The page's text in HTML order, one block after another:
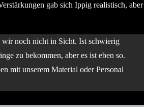
gab sich Ippig realistisch, aber
wir noch nicht in Sicht. Ist schwierig
zu bekommen, aber es ist eben so.
mit unserem Material oder Personal